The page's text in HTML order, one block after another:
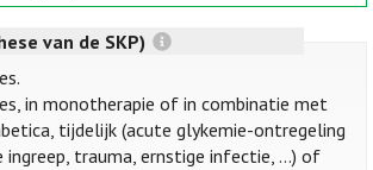
van de SKP)
in monotherapie of in combinatie met
tijdelijk (acute glykemie-ontregeling
ingreep, trauma, ernstige infectie, …) of